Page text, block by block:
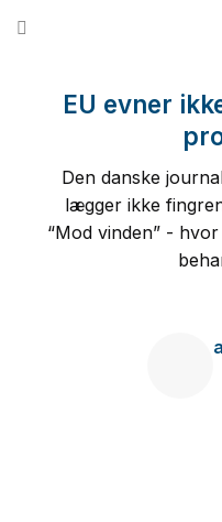
EU evner
Den danske
lægger ikke
“Mod vinden” -